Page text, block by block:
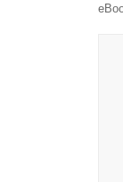
있
“
말
깨